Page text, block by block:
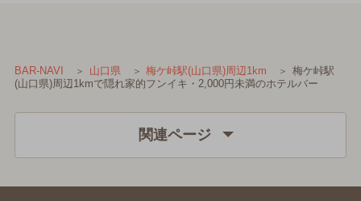
BAR-NAVI 山口県 梅ケ峠駅(山口県)周辺1km
梅ケ峠駅
(山口県)周辺1kmで隠れ家的フンイキ・2,000円未満のホテルバー
関連ページ